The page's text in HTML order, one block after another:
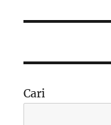
Cari